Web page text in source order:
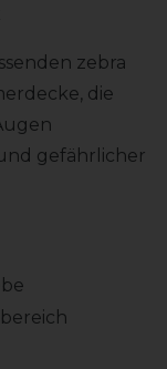
zebra
die
gefährlicher